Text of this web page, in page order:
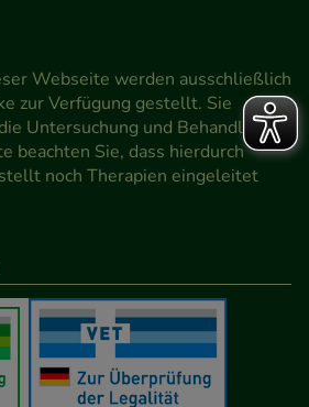
Webseite werden ausschließlich
zur Verfügung gestellt. Sie
Untersuchung und Behandlung
beachten Sie, dass hierdurch
noch Therapien eingeleitet